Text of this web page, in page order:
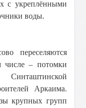
с укреплёнными
воды.
переселяются
числе – потомки
Аркаима.
крупных групп